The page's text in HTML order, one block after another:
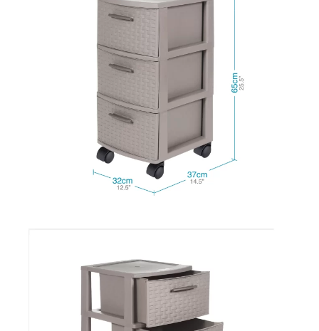
Agregar al carrito